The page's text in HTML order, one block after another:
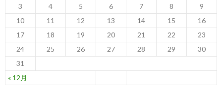
« 12月
3
4 5 6 7 8
9
10
11 12 13 14 15
16
17
18 19 20 21 22
23
24
25 26 27 28 29
30
31